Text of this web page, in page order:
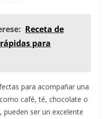
Receta de
para
para acompañar una
café, té, chocolate o
pueden ser un excelente